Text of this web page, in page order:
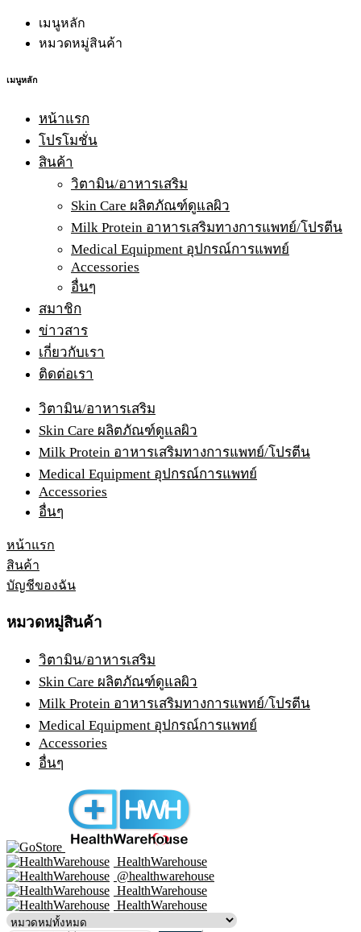
เมนูหลัก
หมวดหมู่สินค้า
เมนูหลัก
หน้าแรก
โปรโมชั่น
สินค้า
วิตามิน/อาหารเสริม
Skin Care ผลิตภัณฑ์ดูแลผิว
Milk Protein อาหารเสริมทางการแพทย์/โปรตีน
Medical Equipment อุปกรณ์การแพทย์
Accessories
อื่นๆ
สมาชิก
ข่าวสาร
เกี่ยวกับเรา
ติดต่อเรา
วิตามิน/อาหารเสริม
Skin Care ผลิตภัณฑ์ดูแลผิว
Milk Protein อาหารเสริมทางการแพทย์/โปรตีน
Medical Equipment อุปกรณ์การแพทย์
Accessories
อื่นๆ
หน้าแรก
สินค้า
บัญชีของฉัน
หมวดหมู่สินค้า
วิตามิน/อาหารเสริม
Skin Care ผลิตภัณฑ์ดูแลผิว
Milk Protein อาหารเสริมทางการแพทย์/โปรตีน
Medical Equipment อุปกรณ์การแพทย์
Accessories
อื่นๆ
HealthWarehouse
@healthwarehouse
HealthWarehouse
HealthWarehouse